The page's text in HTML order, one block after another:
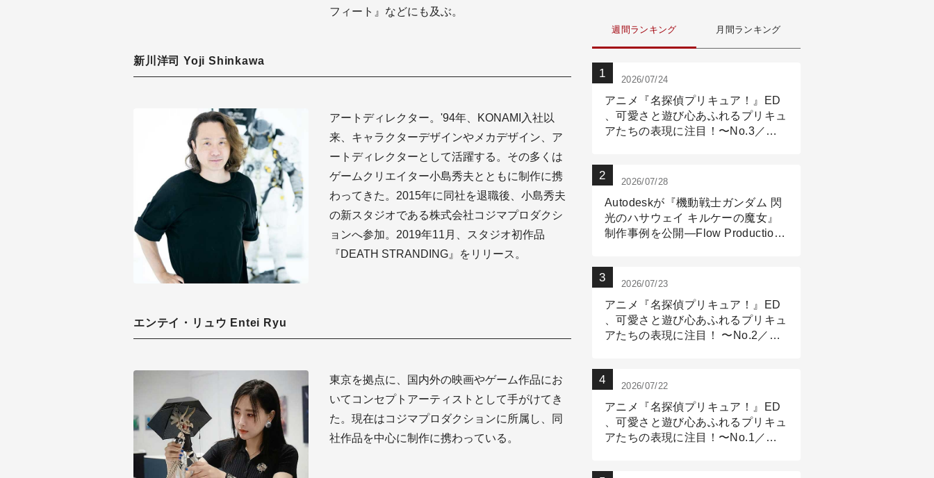
フィート』などにも及ぶ。
新川洋司 Yoji Shinkawa
アートディレクター。'94年、KONAMI入社以
来、キャラクターデザインやメカデザイン、ア
ートディレクターとして活躍する。その多くは
ゲームクリエイター小島秀夫とともに制作に携
わってきた。2015年に同社を退職後、小島秀夫
の新スタジオである株式会社コジマプロダクシ
ョンへ参加。2019年11月、スタジオ初作品
『DEATH STRANDING』をリリース。
エンテイ・リュウ Entei Ryu
東京を拠点に、国内外の映画やゲーム作品にお
いてコンセプトアーティストとして手がけてき
た。現在はコジマプロダクションに所属し、同
社作品を中心に制作に携わっている。
週間ランキング 月間ランキング
2026/07/24
アニメ『名探偵プリキュア！』ED
、可愛さと遊び心あふれるプリキュ
アたちの表現に注目！〜No.3／ア
2026/07/28
Autodeskが『機動戦士ガンダム 閃
光のハサウェイ キルケーの魔女』
制作事例を公開―Flow Production
2026/07/23
アニメ『名探偵プリキュア！』ED
、可愛さと遊び心あふれるプリキュ
アたちの表現に注目！ 〜No.2／モ
2026/07/22
アニメ『名探偵プリキュア！』ED
、可愛さと遊び心あふれるプリキュ
アたちの表現に注目！〜No.1／演